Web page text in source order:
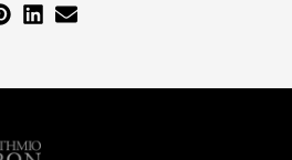
Share Share